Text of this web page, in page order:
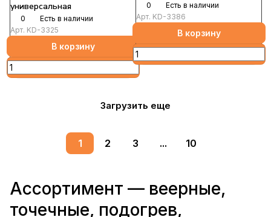
универсальная
0
Есть в наличии
Арт. KD-3325
В корзину
0
Есть в наличии
Арт. KD-3386
В корзину
Загрузить еще
1 2 3 ... 10
Ассортимент — веерные,
точечные, подогрев,